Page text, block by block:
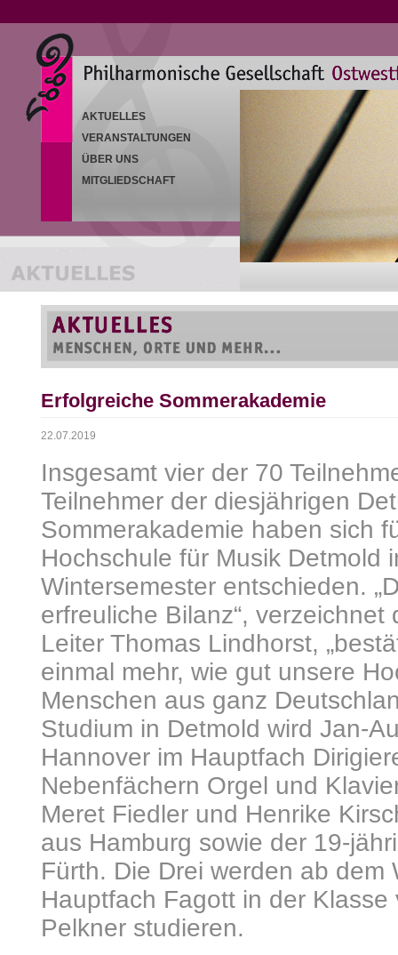
AKTUELLES
VERANSTALTUNGEN
ÜBER UNS
MITGLIEDSCHAFT
Erfolgreiche Sommerakademie
22.07.2019
Insgesamt vier der 70
Teilnehmer der diesjährigen
Sommerakademie haben sich
Hochschule für Musik Detmold
Wintersemester entschieden.
erfreuliche Bilanz“, verzeichnet
Leiter Thomas Lindhorst,
einmal mehr, wie gut unsere
Menschen aus ganz
Studium in Detmold wird Jan-
Hannover im Hauptfach
Nebenfächern Orgel und
Meret Fiedler und Henrike
aus Hamburg sowie der 19-
Fürth. Die Drei werden ab dem
Hauptfach Fagott in der Klasse
Pelkner studieren.